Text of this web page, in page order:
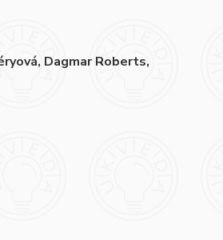
Dagmar Roberts,